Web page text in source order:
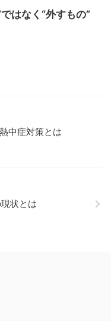
はなく“外すもの”
中症対策とは
状とは